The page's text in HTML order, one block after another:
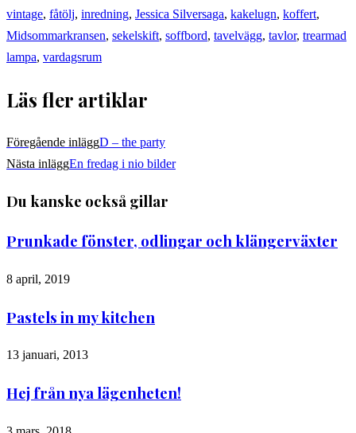
vintage, fåtölj, inredning, Jessica Silversaga, kakelugn, koffert,
Midsommarkransen, sekelskift, soffbord, tavelvägg, tavlor, trearmad
lampa, vardagsrum
Läs fler artiklar
Föregående inläggD – the party
Nästa inläggEn fredag i nio bilder
Du kanske också gillar
Prunkade fönster, odlingar och klängerväxter
8 april, 2019
Pastels in my kitchen
13 januari, 2013
Hej från nya lägenheten!